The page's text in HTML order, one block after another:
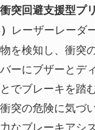
突回避支援型プ
レーザーレーダ
を検知し、衝突
ーにブザーとデ
でブレーキを踏
突の危険に気づ
なブレーキアシ